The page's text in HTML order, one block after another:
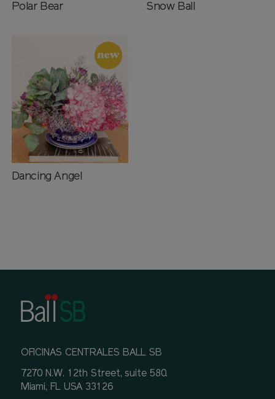
Polar Bear Snow Ball
Dancing Angel
OFICINAS CENTRALES BALL SB
7270 N.W. 12th Street, suite 580.
Miami, FL USA 33126